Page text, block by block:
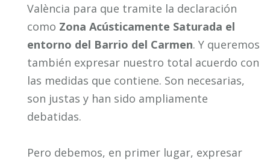
València para que tramite la declaración
como Zona Acústicamente Saturada el
entorno del Barrio del Carmen. Y queremos
también expresar nuestro total acuerdo con
las medidas que contiene. Son necesarias,
son justas y han sido ampliamente
debatidas.
Pero debemos, en primer lugar, expresar